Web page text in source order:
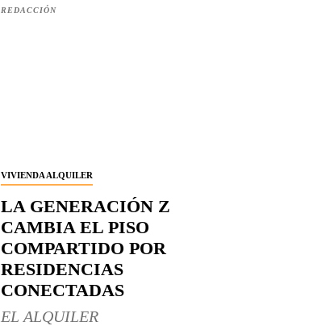
REDACCIÓN
VIVIENDA ALQUILER
LA GENERACIÓN Z
CAMBIA EL PISO
COMPARTIDO POR
RESIDENCIAS
CONECTADAS
EL ALQUILER